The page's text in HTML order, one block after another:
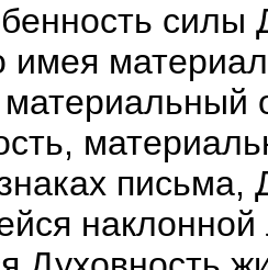
силы
имея
письма,
наклонной